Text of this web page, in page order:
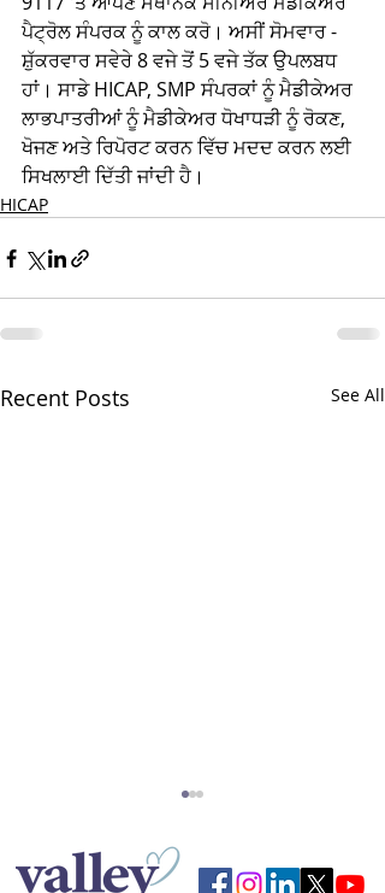
ਪੈਟ੍ਰੋਲ ਸੰਪਰਕ ਨੂੰ ਕਾਲ ਕਰੋ। ਅਸੀਂ ਸੋਮਵਾਰ -
ਸ਼ੁੱਕਰਵਾਰ ਸਵੇਰੇ 8 ਵਜੇ ਤੋਂ 5 ਵਜੇ ਤੱਕ ਉਪਲਬਧ
ਹਾਂ। ਸਾਡੇ HICAP, SMP ਸੰਪਰਕਾਂ ਨੂੰ ਮੈਡੀਕੇਅਰ
ਲਾਭਪਾਤਰੀਆਂ ਨੂੰ ਮੈਡੀਕੇਅਰ ਧੋਖਾਧੜੀ ਨੂੰ ਰੋਕਣ,
ਖੋਜਣ ਅਤੇ ਰਿਪੋਰਟ ਕਰਨ ਵਿੱਚ ਮਦਦ ਕਰਨ ਲਈ
ਸਿਖਲਾਈ ਦਿੱਤੀ ਜਾਂਦੀ ਹੈ।
HICAP
Recent Posts See All